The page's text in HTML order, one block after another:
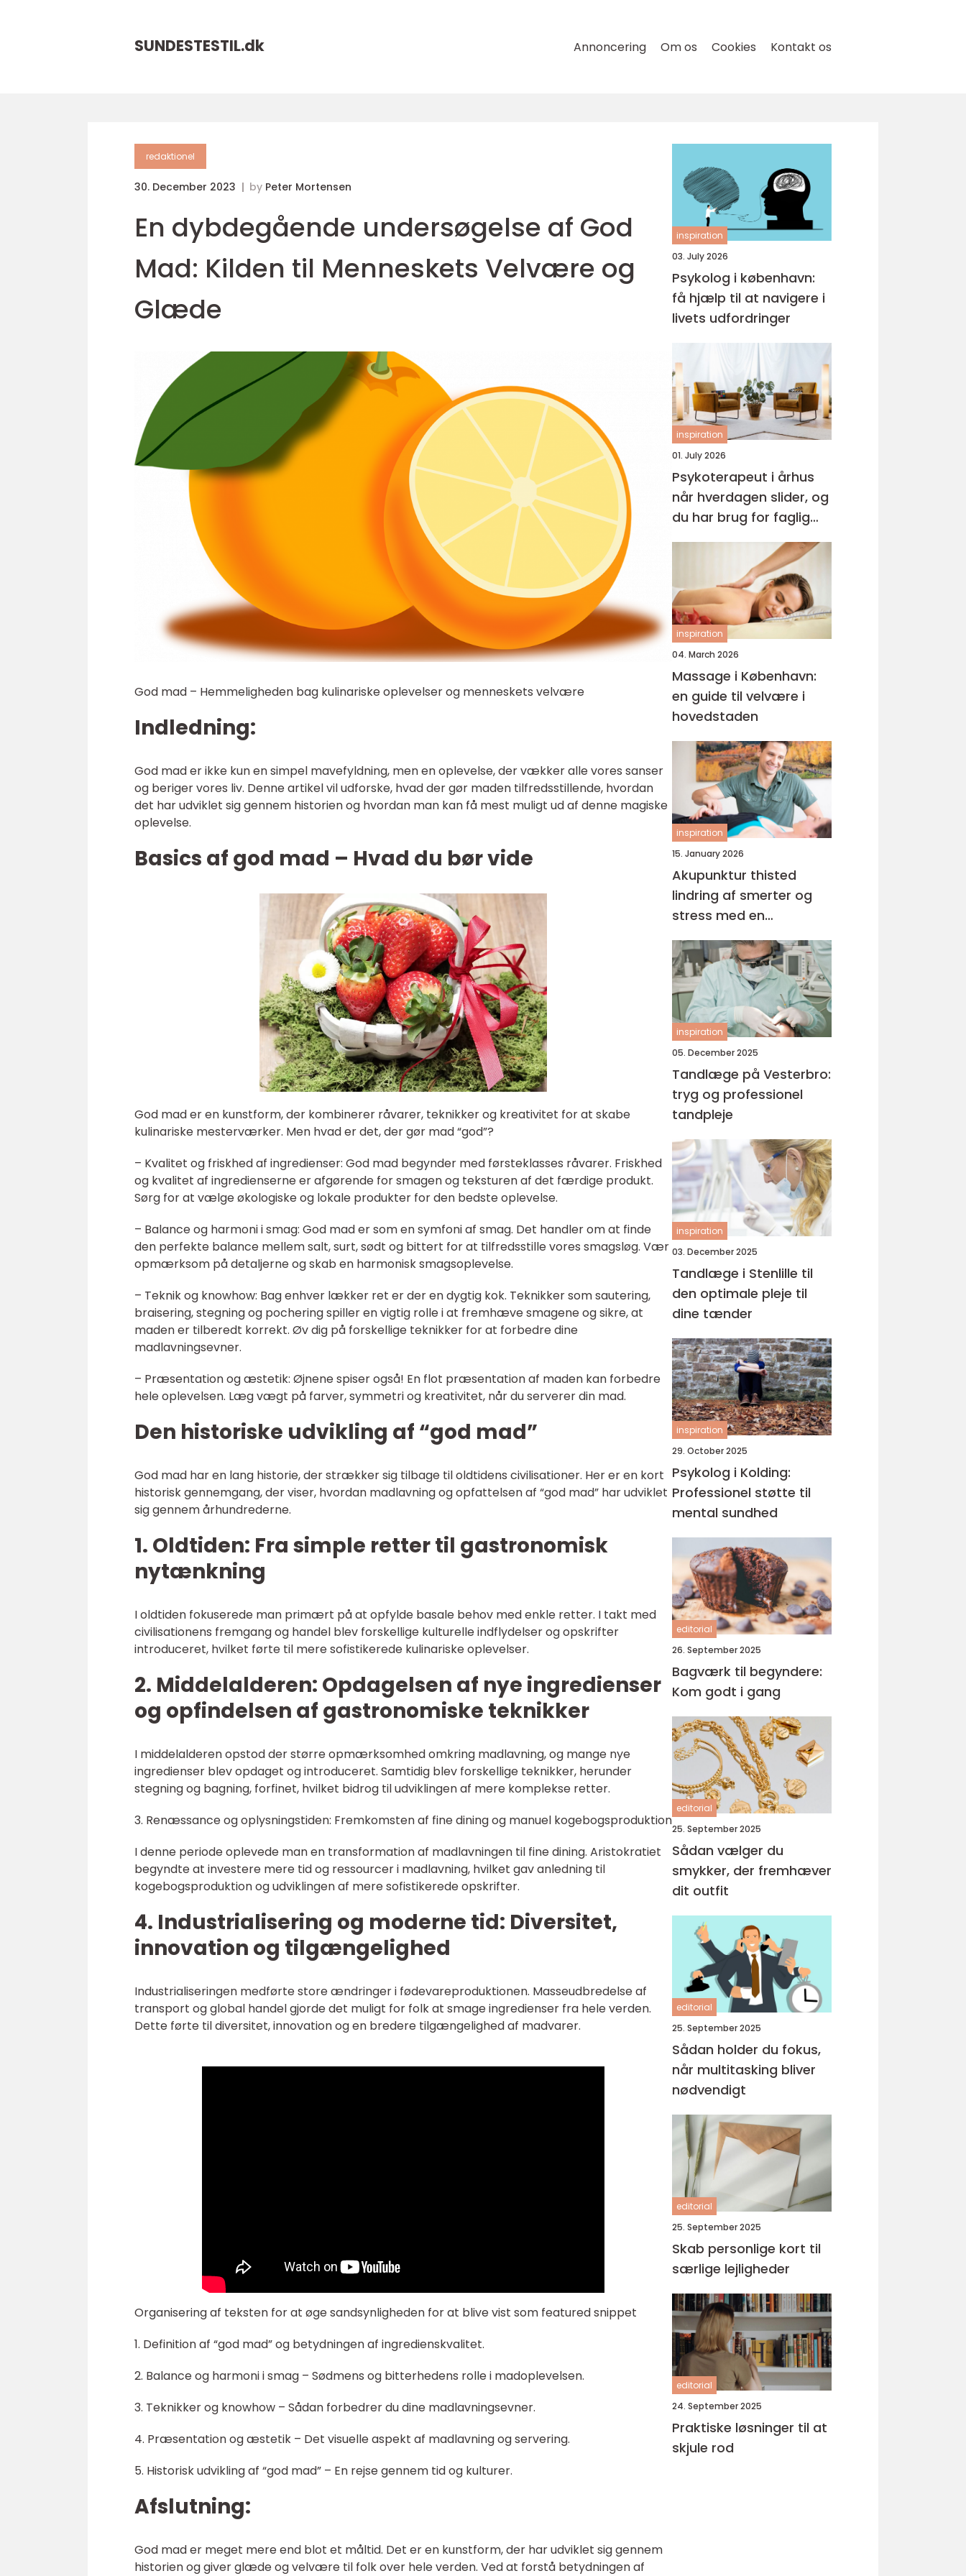
SUNDESTESTIL.dk Annoncering Om os Cookies Kontakt os
redaktionel
30. December 2023 by Peter Mortensen
En dybdegående undersøgelse af God
Mad: Kilden til Menneskets Velvære og
Glæde
God mad – Hemmeligheden bag kulinariske oplevelser og menneskets velvære
Indledning:
God mad er ikke kun en simpel mavefyldning, men en oplevelse, der vækker alle vores sanser
og beriger vores liv. Denne artikel vil udforske, hvad der gør maden tilfredsstillende, hvordan
det har udviklet sig gennem historien og hvordan man kan få mest muligt ud af denne magiske
oplevelse.
Basics af god mad – Hvad du bør vide
God mad er en kunstform, der kombinerer råvarer, teknikker og kreativitet for at skabe
kulinariske mesterværker. Men hvad er det, der gør mad “god”?
– Kvalitet og friskhed af ingredienser: God mad begynder med førsteklasses råvarer. Friskhed
og kvalitet af ingredienserne er afgørende for smagen og teksturen af det færdige produkt.
Sørg for at vælge økologiske og lokale produkter for den bedste oplevelse.
– Balance og harmoni i smag: God mad er som en symfoni af smag. Det handler om at finde
den perfekte balance mellem salt, surt, sødt og bittert for at tilfredsstille vores smagsløg. Vær
opmærksom på detaljerne og skab en harmonisk smagsoplevelse.
– Teknik og knowhow: Bag enhver lækker ret er der en dygtig kok. Teknikker som sautering,
braisering, stegning og pochering spiller en vigtig rolle i at fremhæve smagene og sikre, at
maden er tilberedt korrekt. Øv dig på forskellige teknikker for at forbedre dine
madlavningsevner.
– Præsentation og æstetik: Øjnene spiser også! En flot præsentation af maden kan forbedre
hele oplevelsen. Læg vægt på farver, symmetri og kreativitet, når du serverer din mad.
Den historiske udvikling af “god mad”
God mad har en lang historie, der strækker sig tilbage til oldtidens civilisationer. Her er en kort
historisk gennemgang, der viser, hvordan madlavning og opfattelsen af “god mad” har udviklet
sig gennem århundrederne.
1. Oldtiden: Fra simple retter til gastronomisk
nytænkning
I oldtiden fokuserede man primært på at opfylde basale behov med enkle retter. I takt med
civilisationens fremgang og handel blev forskellige kulturelle indflydelser og opskrifter
introduceret, hvilket førte til mere sofistikerede kulinariske oplevelser.
2. Middelalderen: Opdagelsen af nye ingredienser
og opfindelsen af gastronomiske teknikker
I middelalderen opstod der større opmærksomhed omkring madlavning, og mange nye
ingredienser blev opdaget og introduceret. Samtidig blev forskellige teknikker, herunder
stegning og bagning, forfinet, hvilket bidrog til udviklingen af mere komplekse retter.
3. Renæssance og oplysningstiden: Fremkomsten af fine dining og manuel kogebogsproduktion
I denne periode oplevede man en transformation af madlavningen til fine dining. Aristokratiet
begyndte at investere mere tid og ressourcer i madlavning, hvilket gav anledning til
kogebogsproduktion og udviklingen af mere sofistikerede opskrifter.
4. Industrialisering og moderne tid: Diversitet,
innovation og tilgængelighed
Industrialiseringen medførte store ændringer i fødevareproduktionen. Masseudbredelse af
transport og global handel gjorde det muligt for folk at smage ingredienser fra hele verden.
Dette førte til diversitet, innovation og en bredere tilgængelighed af madvarer.
Organisering af teksten for at øge sandsynligheden for at blive vist som featured snippet
1. Definition af “god mad” og betydningen af ingredienskvalitet.
2. Balance og harmoni i smag – Sødmens og bitterhedens rolle i madoplevelsen.
3. Teknikker og knowhow – Sådan forbedrer du dine madlavningsevner.
4. Præsentation og æstetik – Det visuelle aspekt af madlavning og servering.
5. Historisk udvikling af “god mad” – En rejse gennem tid og kulturer.
Afslutning:
God mad er meget mere end blot et måltid. Det er en kunstform, der har udviklet sig gennem
historien og giver glæde og velvære til folk over hele verden. Ved at forstå betydningen af
inspiration
03. July 2026
Psykolog i københavn:
få hjælp til at navigere i
livets udfordringer
inspiration
01. July 2026
Psykoterapeut i århus
når hverdagen slider, og
du har brug for faglig
støtte
inspiration
04. March 2026
Massage i København:
en guide til velvære i
hovedstaden
inspiration
15. January 2026
Akupunktur thisted
lindring af smerter og
stress med en
helhedsorienteret
tilgang
inspiration
05. December 2025
Tandlæge på Vesterbro:
tryg og professionel
tandpleje
inspiration
03. December 2025
Tandlæge i Stenlille til
den optimale pleje til
dine tænder
inspiration
29. October 2025
Psykolog i Kolding:
Professionel støtte til
mental sundhed
editorial
26. September 2025
Bagværk til begyndere:
Kom godt i gang
editorial
25. September 2025
Sådan vælger du
smykker, der fremhæver
dit outfit
editorial
25. September 2025
Sådan holder du fokus,
når multitasking bliver
nødvendigt
editorial
25. September 2025
Skab personlige kort til
særlige lejligheder
editorial
24. September 2025
Praktiske løsninger til at
skjule rod